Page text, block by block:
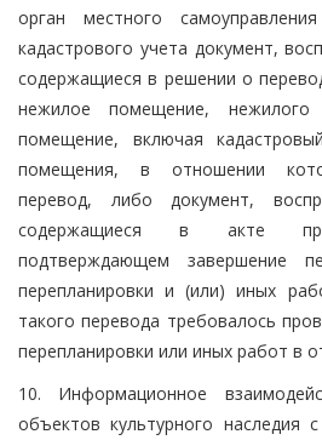
орган местного
кадастрового учета документ,
содержащиеся в решении о
нежилое помещение,
помещение, включая
помещения, в отношении
перевод, либо документ,
содержащиеся в акте
подтверждающем завершение
перепланировки и (или) иных
такого перевода требовалось
перепланировки или иных работ в
10. Информационное
объектов культурного наследия